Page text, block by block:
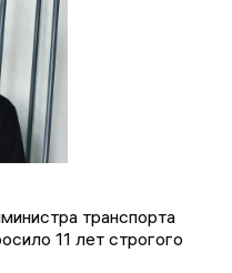
транспорта
11 лет строгого